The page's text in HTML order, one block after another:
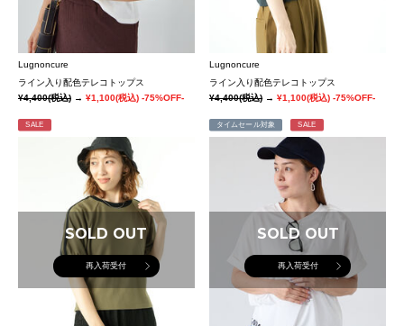
Lugnoncure
ライン入り配色テレコトップス
¥4,400(税込) → ¥1,100(税込) -75%OFF-
Lugnoncure
ライン入り配色テレコトップス
¥4,400(税込)→¥1,100(税込) -75%OFF-
SALE
SOLD OUT
再入荷受付
タイムセール対象 SALE
SOLD OUT
再入荷受付